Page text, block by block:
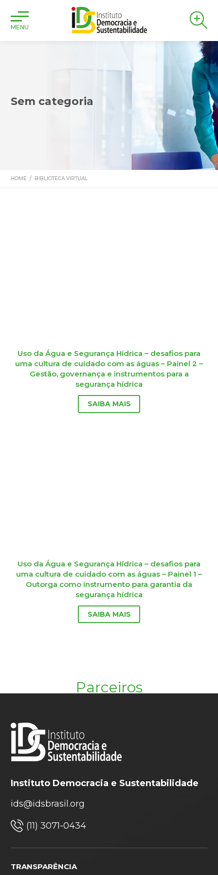
MENU
Sem categoria
HOME / BIBLIOTECA VIRTUAL
Uso da Água e Segurança Hídrica – desafios para
uma cultura de cuidado com as águas – Painel 2 –
Gestão, governança e instrumentos para a
segurança hídrica
SAIBA MAIS
Uso da Água e Segurança Hídrica – desafios para
uma cultura de cuidado com as águas – Painel 1 –
Outorga como instrumento para garantia da
segurança hídrica
SAIBA MAIS
Parceiros
Instituto Democracia e Sustentabilidade
ids@idsbrasil.org
(11) 3071-0434
TRANSPARÊNCIA